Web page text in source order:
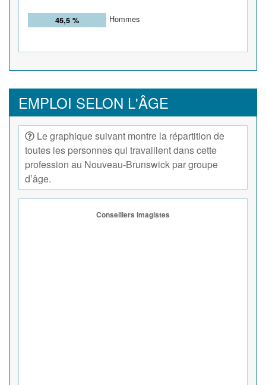
45,5 % Hommes
EMPLOI SELON L'ÂGE
Le graphique suivant montre la répartition de
toutes les personnes qui travaillent dans cette
profession au Nouveau-Brunswick par groupe
d’âge.